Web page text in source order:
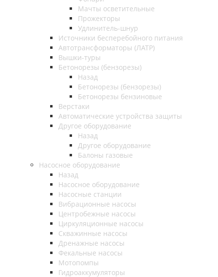
Мачты осветительные
Прожекторы
Удлинитель-шнур
Источники бесперебойного питания
Автотрансформаторы (ЛАТР)
Вышки-туры
Бетонорезы (бензорезы)
Назад
Бетонорезы (бензорезы)
Бетонорезы бензиновые
Верстаки
Автоматические устройства защиты
Другое оборудование
Назад
Другое оборудование
Балоны газовые
Насосное оборудование
Назад
Насосное оборудование
Насосные станции
Вибрационные насосы
Центробежные насосы
Циркуляционные насосы
Скважинные насосы
Дренажные насосы
Фекальные насосы
Мотопомпы
Гидроаккумуляторы